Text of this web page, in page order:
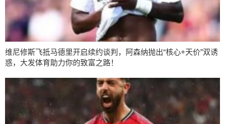
维尼修斯飞抵马德里开启续约谈判，阿森纳抛出“核心+天价”双诱
惑，大发体育助力你的致富之路！